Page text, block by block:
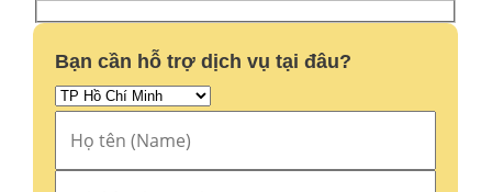
Bạn cần hỗ trợ dịch vụ tại đâu?